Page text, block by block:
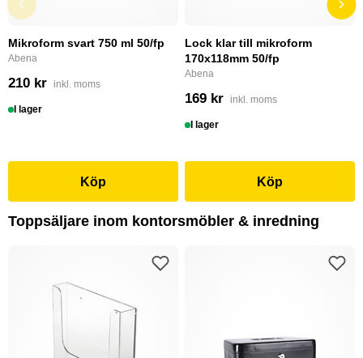
Mikroform svart 750 ml 50/fp
Abena
210 kr inkl. moms
I lager
Köp
Lock klar till mikroform
170x118mm 50/fp
Abena
169 kr inkl. moms
I lager
Köp
Toppsäljare inom kontorsmöbler & inredning